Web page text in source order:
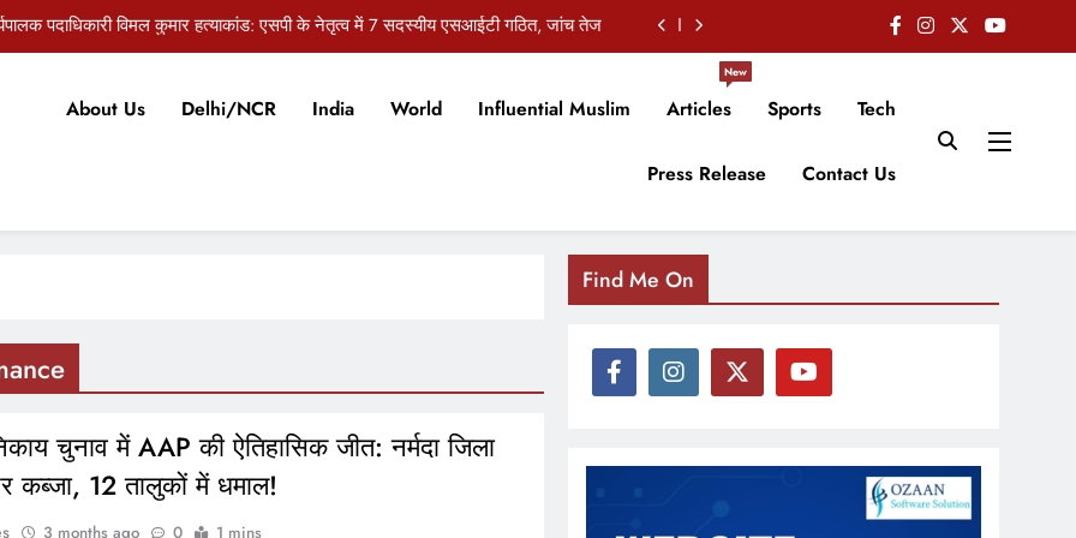
पदाधिकारी विमल कुमार हत्याकांड: एसपी के नेतृत्व में 7 सदस्यीय एसआईटी गठित, जांच तेज
के कार्यपालक पदाधिकारी विमल कुमार हत्याकांड में बड़ा खुलासा, ड्राइवर ने पूछताछ में कबूला जुर्म
पदाधिकारी विमल कुमार हत्याकांड: एसपी के नेतृत्व में 7 सदस्यीय एसआईटी गठित, जांच तेज
की प्रेस कॉन्फ्रेंस, बांकीपुर उपचुनाव में प्रशांत किशोर की जीत पर भाजपा पर साधा निशाना
About Us Delhi/NCR India World Influential Muslim Articles
New
Sports Tech
Press Release Contact Us
चुनाव में AAP की ऐतिहासिक जीत: नर्मदा जिला
कब्जा, 12 तालुकों में धमाल!
3 months ago 0 1 mins
Find Me On